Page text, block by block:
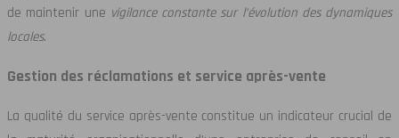
de maintenir une vigilance constante sur l’évolution des dynamiques
locales.
Gestion des réclamations et service après-vente
La qualité du service après-vente constitue un indicateur crucial de